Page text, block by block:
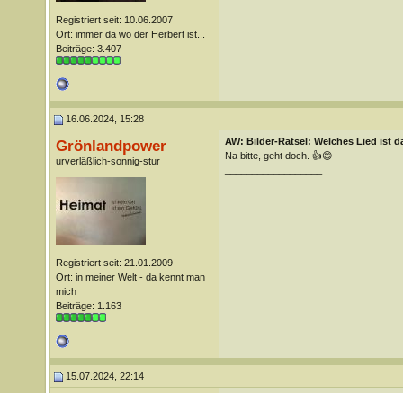
Registriert seit: 10.06.2007
Ort: immer da wo der Herbert ist...
Beiträge: 3.407
16.06.2024, 15:28
Grönlandpower
urverläßlich-sonnig-stur
Registriert seit: 21.01.2009
Ort: in meiner Welt - da kennt man
mich
Beiträge: 1.163
AW: Bilder-Rätsel: Welches Lied ist
Na bitte, geht doch. 👍😄
15.07.2024, 22:14